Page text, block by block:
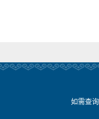
如需查